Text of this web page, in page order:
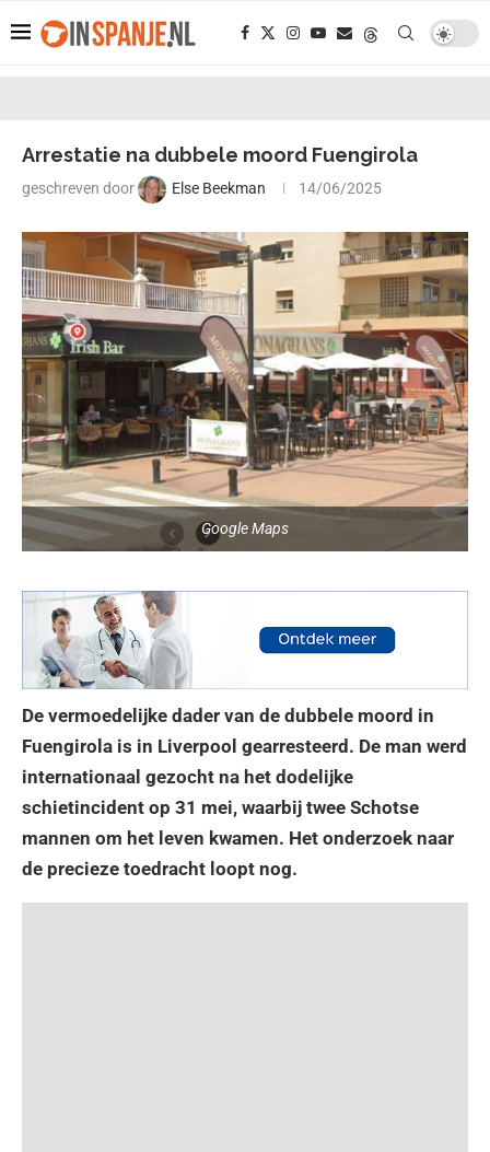
Arrestatie na dubbele moord Fuengirola
geschreven door Else Beekman 14/06/2025
Google Maps
De vermoedelijke dader van de dubbele moord in
Fuengirola is in Liverpool gearresteerd. De man werd
internationaal gezocht na het dodelijke
schietincident op 31 mei, waarbij twee Schotse
mannen om het leven kwamen. Het onderzoek naar
de precieze toedracht loopt nog.